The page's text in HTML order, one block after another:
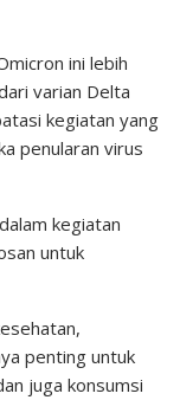
ini lebih
varian Delta
kegiatan yang
penularan virus
kegiatan
untuk
penting untuk
juga konsumsi